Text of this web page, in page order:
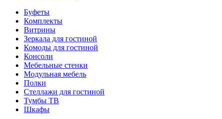
Буфеты
Комплекты
Витрины
Зеркала для гостиной
Комоды для гостиной
Консоли
Мебельные стенки
Модульная мебель
Полки
Стеллажи для гостиной
Тумбы ТВ
Шкафы